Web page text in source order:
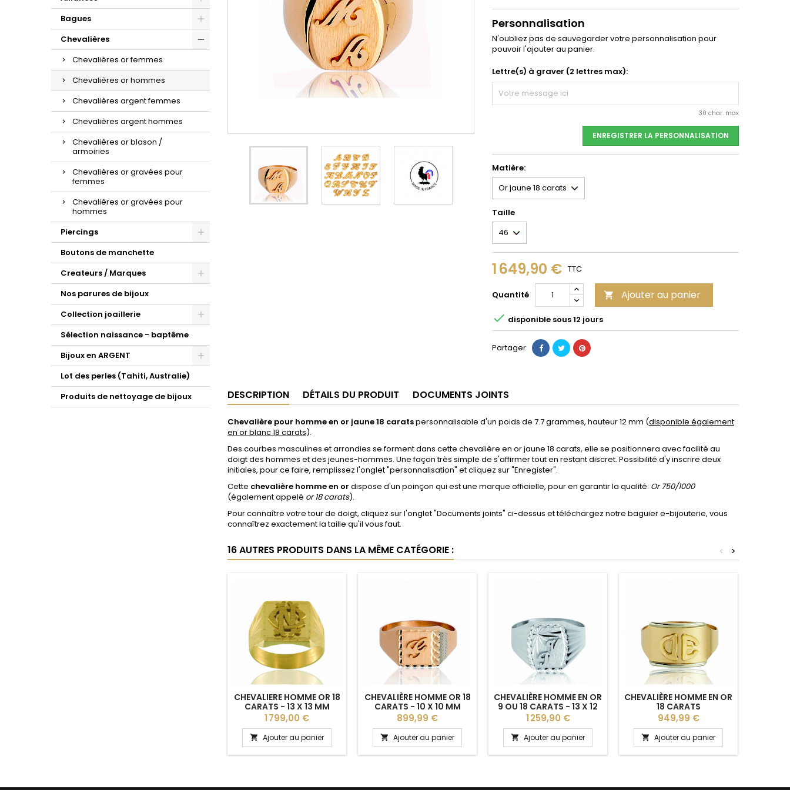
d'oreilles or et zirconium.
la sublime maille gourmette.
croix à porter au quotidien.
Bagues
Chevalières
Chevalières or femmes
Chevalières or hommes
Chevalières argent femmes
Chevalières argent hommes
Chevalières or blason /
armoiries
Chevalières or gravées pour
femmes
Chevalières or gravées pour
hommes
Piercings
Boutons de manchette
Createurs / Marques
Nos parures de bijoux
Collection joaillerie
Sélection naissance - baptême
Bijoux en ARGENT
Lot des perles (Tahiti, Australie)
Produits de nettoyage de bijoux
Personnalisation
N'oubliez pas de sauvegarder votre personnalisation pour
pouvoir l'ajouter au panier.
Lettre(s) à graver (2 lettres max):
30 char. max
ENREGISTRER LA PERSONNALISATION
Matière:
Taille
1 649,90 € TTC
Quantité  Ajouter au panier
 disponible sous 12 jours
Partager
DESCRIPTION DÉTAILS DU PRODUIT DOCUMENTS JOINTS
Chevalière pour homme en or jaune 18 caratspersonnalisable d'un poids de 7.7 grammes, hauteur 12 mm (disponible également
en or blanc 18 carats).
Des courbes masculines et arrondies se forment dans cette chevalière en or jaune 18 carats, elle se positionnera avec facilité au
doigt des hommes et des jeunes-hommes. Une façon très simple de s'affirmer tout en restant discret. Possibilité d'y inscrire deux
initiales, pour ce faire, remplissez l'onglet "personnalisation" et cliquez sur "Enregister".
Cette chevalière homme en or dispose d'un poinçon qui est une marque officielle, pour en garantir la qualité: Or 750/1000
(également appelé or 18 carats).
Pour connaître votre tour de doigt, cliquez sur l'onglet "Documents joints" ci-dessus et téléchargez notre baguier e-bijouterie, vous
connaîtrez exactement la taille qu'il vous faut.
16 AUTRES PRODUITS DANS LA MÊME CATÉGORIE : >
<
CHEVALIERE HOMME OR 18
CARATS - 13 X 13 MM
Prix
1 799,00 €
 Ajouter au panier
CHEVALIÈRE HOMME OR 18
CARATS - 10 X 10 MM
Prix
899,99 €
 Ajouter au panier
CHEVALIÈRE HOMME EN OR
9 OU 18 CARATS - 13 X 12
MM
Prix
1 259,90 €
 Ajouter au panier
CHEVALIÈRE HOMME EN OR
18 CARATS
Prix
949,99 €
 Ajouter au panier